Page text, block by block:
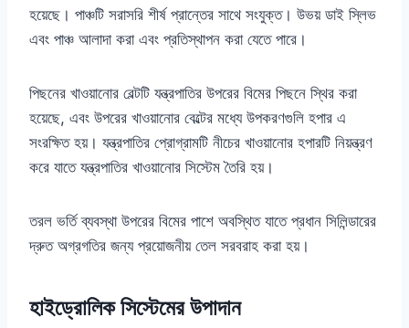
হয়েছে। পাঞ্চটি সরাসরি শীর্ষ প্রান্তের সাথে সংযুক্ত। উভয় ডাই স্লিভ
এবং পাঞ্চ আলাদা করা এবং প্রতিস্থাপন করা যেতে পারে।
পিছনের খাওয়ানোর বেল্টটি যন্ত্রপাতির উপরের বিমের পিছনে স্থির করা
হয়েছে, এবং উপরের খাওয়ানোর বেল্টের মধ্যে উপকরণগুলি হপার এ
সংরক্ষিত হয়। যন্ত্রপাতির প্রোগ্রামটি নীচের খাওয়ানোর হপারটি নিয়ন্ত্রণ
করে যাতে যন্ত্রপাতির খাওয়ানোর সিস্টেম তৈরি হয়।
তরল ভর্তি ব্যবস্থা উপরের বিমের পাশে অবস্থিত যাতে প্রধান সিলিন্ডারের
দ্রুত অগ্রগতির জন্য প্রয়োজনীয় তেল সরবরাহ করা হয়।
হাইড্রোলিক সিস্টেমের উপাদান